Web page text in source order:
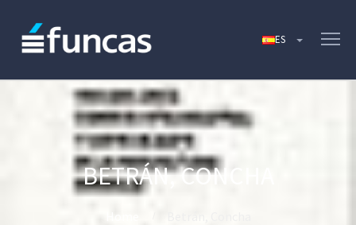
BETRÁN, CONCHA
Home